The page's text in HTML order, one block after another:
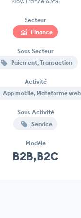
Secteur
Finance
Sous Secteur
Paiement, Transaction
Activité
App mobile, Plateforme web
Sous Activité
Service
Modèle
B2B,B2C